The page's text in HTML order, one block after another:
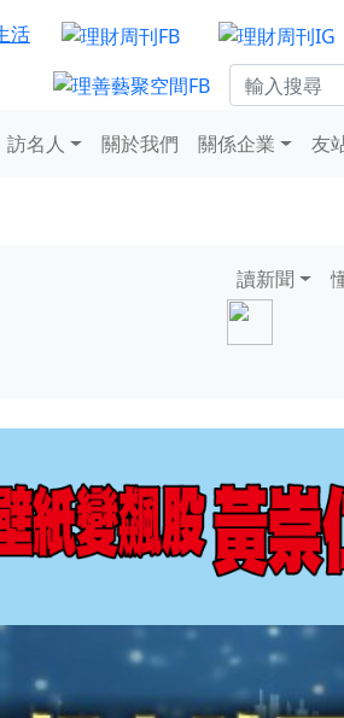
訪名人 關於我們 關係企業 友
讀新聞